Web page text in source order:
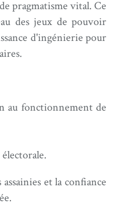
pragmatisme vital. Ce
des jeux de pouvoir
d'ingénierie pour
au fonctionnement de
et la confiance